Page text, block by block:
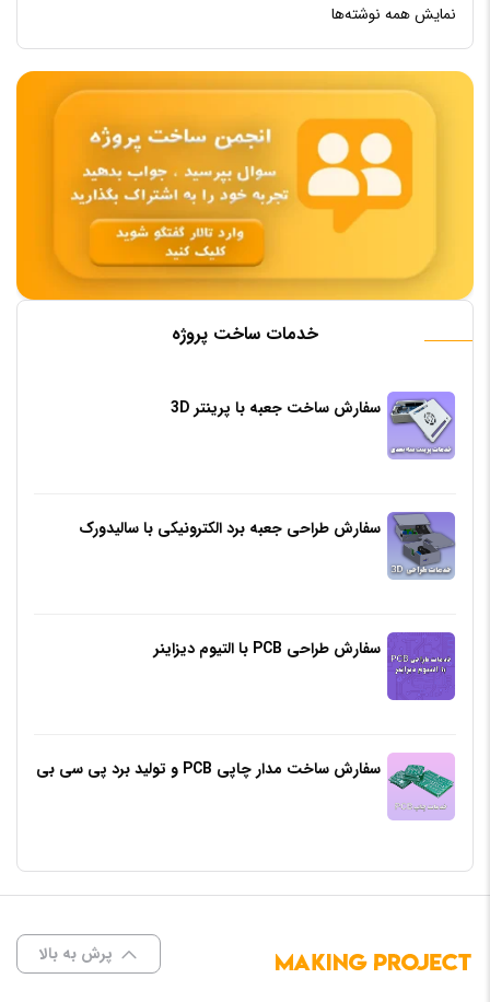
نمایش همه نوشته‌ها
خدمات ساخت پروژه
سفارش ساخت جعبه با پرینتر 3D
سفارش طراحی جعبه برد الکترونیکی با سالیدورک
سفارش طراحی PCB با التیوم دیزاینر
سفارش ساخت مدار چاپی PCB و تولید برد پی سی بی
پرش به بالا